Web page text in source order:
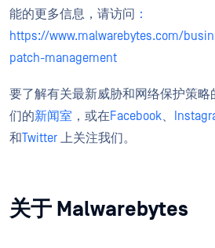
能的更多信息，请访问 ：
https://www.malwarebytes.com/
patch-management
要了解有关最新威胁和网络保护策
们的新闻室 ，或在Facebook、
和Twitter 上关注我们。
关于 Malwarebytes